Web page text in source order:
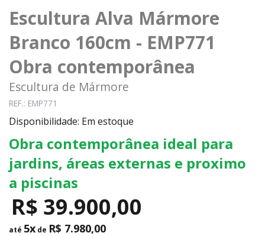
Escultura Alva Mármore
Branco 160cm - EMP771
Obra contemporânea
Escultura de Mármore
REF.: EMP771
Disponibilidade: Em estoque
Obra contemporânea ideal para
jardins, áreas externas e proximo
a piscinas
R$ 39.900,00
até 5x de R$ 7.980,00